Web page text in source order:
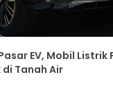
EV, Mobil Listrik
Tanah Air